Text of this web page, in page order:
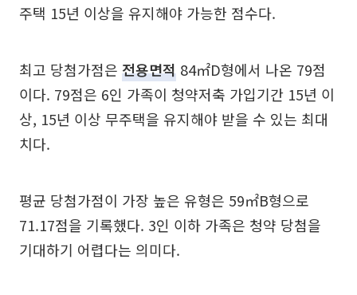
주택 15년 이상을 유지해야 가능한 점수다.
최고 당첨가점은 전용면적 84㎡D형에서 나온 79점
이다. 79점은 6인 가족이 청약저축 가입기간 15년 이
상, 15년 이상 무주택을 유지해야 받을 수 있는 최대
치다.
평균 당첨가점이 가장 높은 유형은 59㎡B형으로
71.17점을 기록했다. 3인 이하 가족은 청약 당첨을
기대하기 어렵다는 의미다.